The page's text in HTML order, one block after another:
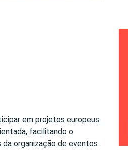
em projetos europeus.
facilitando o
organização de eventos